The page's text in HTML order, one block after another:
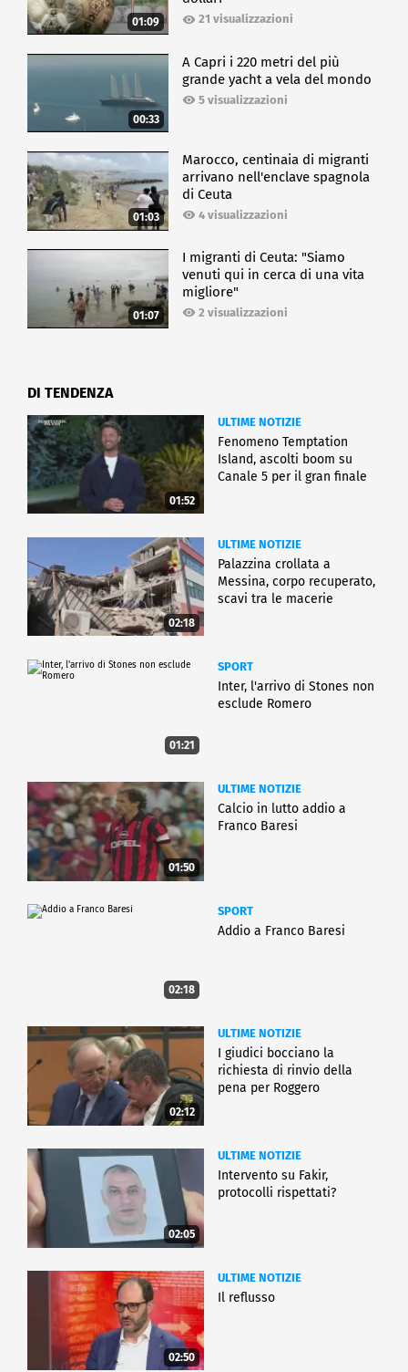
01:09 21 visualizzazioni
00:33
A Capri i 220 metri del più
grande yacht a vela del mondo
5 visualizzazioni
01:03
Marocco, centinaia di migranti
arrivano nell'enclave spagnola
di Ceuta
4 visualizzazioni
01:07
I migranti di Ceuta: "Siamo
venuti qui in cerca di una vita
migliore"
2 visualizzazioni
DI TENDENZA
01:52
ULTIME NOTIZIE
Fenomeno Temptation
Island, ascolti boom su
Canale 5 per il gran finale
02:18
ULTIME NOTIZIE
Palazzina crollata a
Messina, corpo recuperato,
scavi tra le macerie
01:21
SPORT
Inter, l'arrivo di Stones non
esclude Romero
01:50
ULTIME NOTIZIE
Calcio in lutto addio a
Franco Baresi
02:18
SPORT
Addio a Franco Baresi
02:12
ULTIME NOTIZIE
I giudici bocciano la
richiesta di rinvio della
pena per Roggero
02:05
ULTIME NOTIZIE
Intervento su Fakir,
protocolli rispettati?
02:50
ULTIME NOTIZIE
Il reflusso